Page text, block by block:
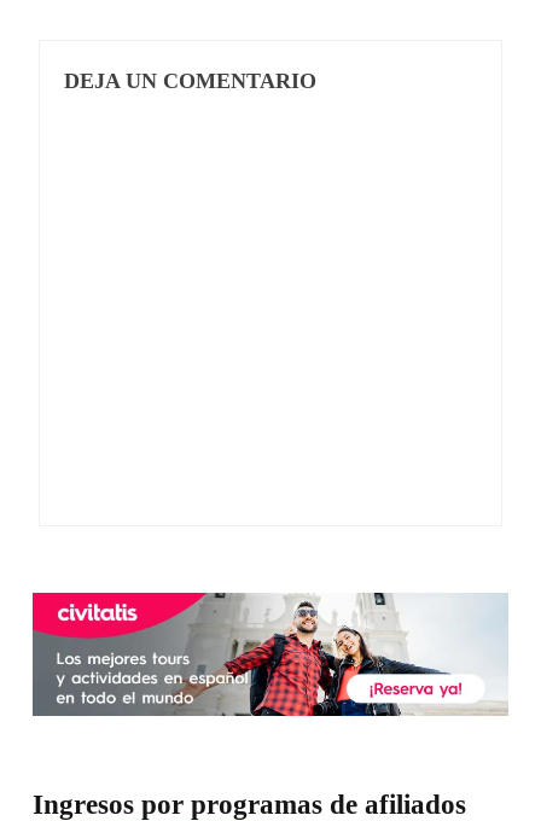
DEJA UN COMENTARIO
Ingresos por programas de afiliados